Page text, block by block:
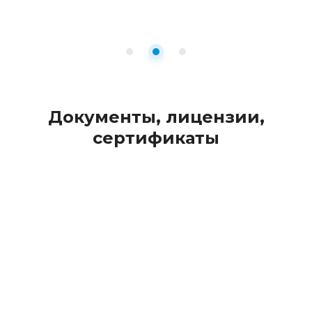
Документы, лицензии,
сертификаты